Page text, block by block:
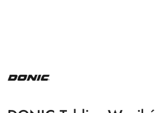
PRODUCENTA: